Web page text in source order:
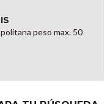
peso max. 50